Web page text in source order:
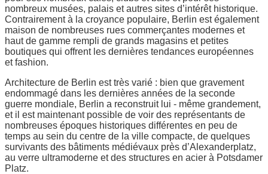
nombreux musées, palais et autres sites d’intérêt historique.
Contrairement à la croyance populaire, Berlin est également
maison de nombreuses rues commerçantes modernes et
haut de gamme rempli de grands magasins et petites
boutiques qui offrent les dernières tendances européennes
et fashion.
Architecture de Berlin est très varié : bien que gravement
endommagé dans les dernières années de la seconde
guerre mondiale, Berlin a reconstruit lui - même grandement,
et il est maintenant possible de voir des représentants de
nombreuses époques historiques différentes en peu de
temps au sein du centre de la ville compacte, de quelques
survivants des bâtiments médiévaux près d’Alexanderplatz,
au verre ultramoderne et des structures en acier à Potsdamer
Platz.